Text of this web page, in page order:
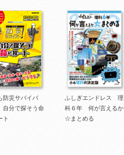
防災サバイバ
分で探そう命
ト
ふしぎエンドレス 理
科６年 何が言えるか
☆まとめる